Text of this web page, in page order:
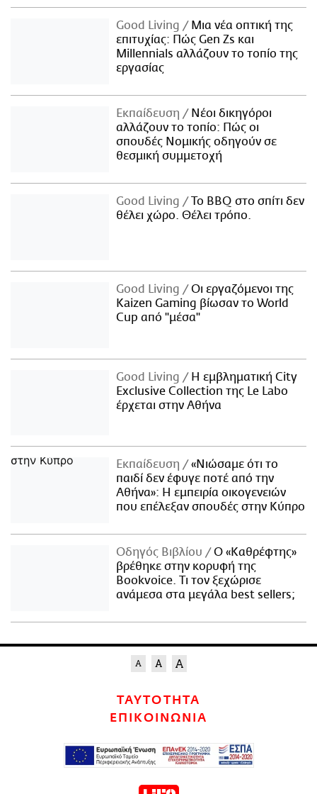
Good Living
Μια νέα οπτική της
επιτυχίας: Πώς Gen Zs και
Millennials αλλάζουν το τοπίο της
εργασίας
Εκπαίδευση
Νέοι δικηγόροι
αλλάζουν το τοπίο: Πώς οι
σπουδές Νομικής οδηγούν σε
θεσμική συμμετοχή
Good Living
Το BBQ στο σπίτι δεν
θέλει χώρο. Θέλει τρόπο.
Good Living
Οι εργαζόμενοι της
Kaizen Gaming βίωσαν το World
Cup από "μέσα"
Good Living
Η εμβληματική City
Exclusive Collection της Le Labo
έρχεται στην Αθήνα
Εκπαίδευση
«Νιώσαμε ότι το
παιδί δεν έφυγε ποτέ από την
Αθήνα»: Η εμπειρία οικογενειών
που επέλεξαν σπουδές στην Κύπρο
Οδηγός Βιβλίου
Ο «Καθρέφτης»
βρέθηκε στην κορυφή της
Bookvoice. Τι τον ξεχώρισε
ανάμεσα στα μεγάλα best sellers;
ΤΑΥΤΟΤΗΤΑ
ΕΠΙΚΟΙΝΩΝΙΑ